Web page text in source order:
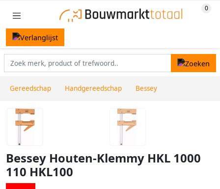
Gereedschap Handgereedschap Bessey
Bessey Houten-Klemmy HKL 1000
110 HKL100